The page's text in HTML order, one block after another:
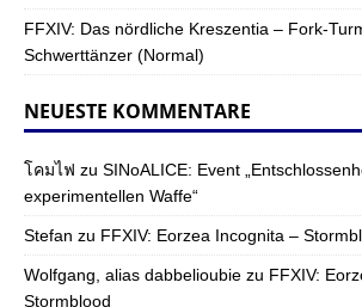
FFXIV: Das nördliche Kreszentia – Fork-
Schwerttänzer (Normal)
NEUESTE KOMMENTARE
โคมไฟ zu SINoALICE: Event
experimentellen Waffe“
Stefan zu FFXIV: Eorzea Incognita –
Wolfgang, alias dabbelioubie zu FFXIV:
Stormblood